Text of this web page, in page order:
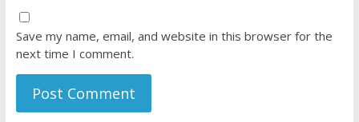
Save my name, email, and website in this browser for the
next time I comment.